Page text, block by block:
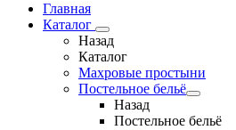
Главная
Каталог
Назад
Каталог
Махровые простыни
Постельное бельё
Назад
Постельное бельё